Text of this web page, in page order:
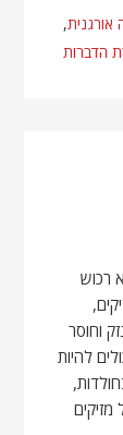
אורגנית,
הדברות
רכוש
וחוסר
להיות